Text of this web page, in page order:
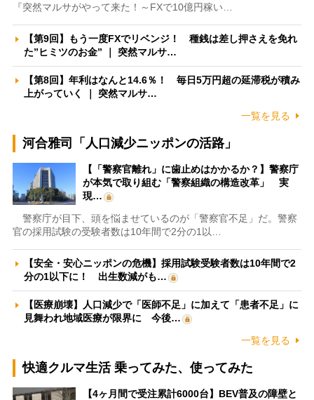
『突然マルサがやって来た！～FXで10億円稼い…
【第9回】もう一度FXでリベンジ！ 種銭は差し押さえを免れ
た”ヒミツのお金” ｜ 突然マルサ…
【第8回】年利はなんと14.6％！ 毎日5万円超の延滞税が積み
上がっていく ｜ 突然マルサ…
一覧を見る
河合雅司「人口減少ニッポンの活路」
【「警察官離れ」に歯止めはかかるか？】警察庁
が本気で取り組む「警察組織の構造改革」 実
現…
警察庁が目下、頭を悩ませているのが「警察官不足」だ。警察
官の採用試験の受験者数は10年間で2分の1以…
【安全・安心ニッポンの危機】採用試験受験者数は10年間で2
分の1以下に！ 出生数減がも…
【医療崩壊】人口減少で「医師不足」に加えて「患者不足」に
見舞われ地域医療が限界に 今後…
一覧を見る
快適クルマ生活 乗ってみた、使ってみた
【4ヶ月間で受注累計6000台】BEV普及の障壁と